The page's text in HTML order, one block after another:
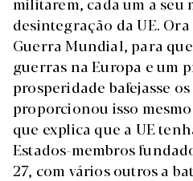
desintegração da UE.
Guerra Mundial, para
guerras na Europa e um
prosperidade bafejasse os
proporcionou isso
que explica que a UE
Estados-membros
27, com vários outros a